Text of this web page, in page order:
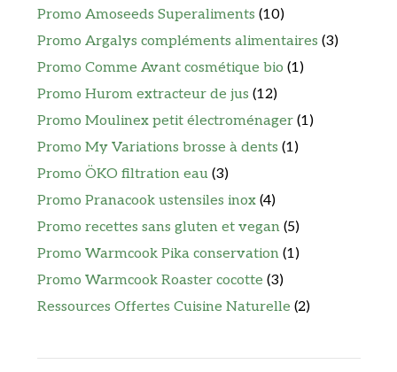
Promo Amoseeds Superaliments (10)
Promo Argalys compléments alimentaires (3)
Promo Comme Avant cosmétique bio (1)
Promo Hurom extracteur de jus (12)
Promo Moulinex petit électroménager (1)
Promo My Variations brosse à dents (1)
Promo ÖKO filtration eau (3)
Promo Pranacook ustensiles inox (4)
Promo recettes sans gluten et vegan (5)
Promo Warmcook Pika conservation (1)
Promo Warmcook Roaster cocotte (3)
Ressources Offertes Cuisine Naturelle (2)